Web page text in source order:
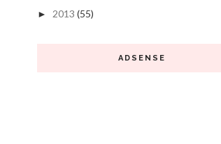
► 2013 (55)
ADSENSE